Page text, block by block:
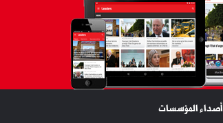
أصداء المؤسسات